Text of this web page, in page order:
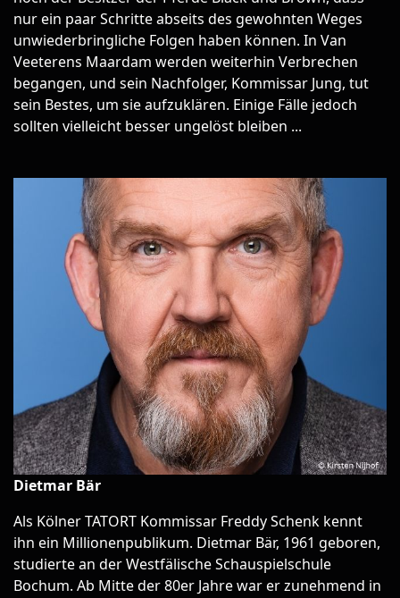
nur ein paar Schritte abseits des gewohnten Weges
unwiederbringliche Folgen haben können. In Van
Veeterens Maardam werden weiterhin Verbrechen
begangen, und sein Nachfolger, Kommissar Jung, tut
sein Bestes, um sie aufzuklären. Einige Fälle jedoch
sollten vielleicht besser ungelöst bleiben ...
Dietmar Bär
Als Kölner TATORT Kommissar Freddy Schenk kennt
ihn ein Millionenpublikum. Dietmar Bär, 1961 geboren,
studierte an der Westfälische Schauspielschule
Bochum. Ab Mitte der 80er Jahre war er zunehmend in